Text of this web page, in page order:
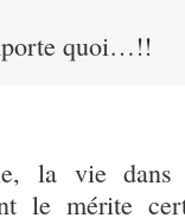
quoi…!!
la vie
le mérite